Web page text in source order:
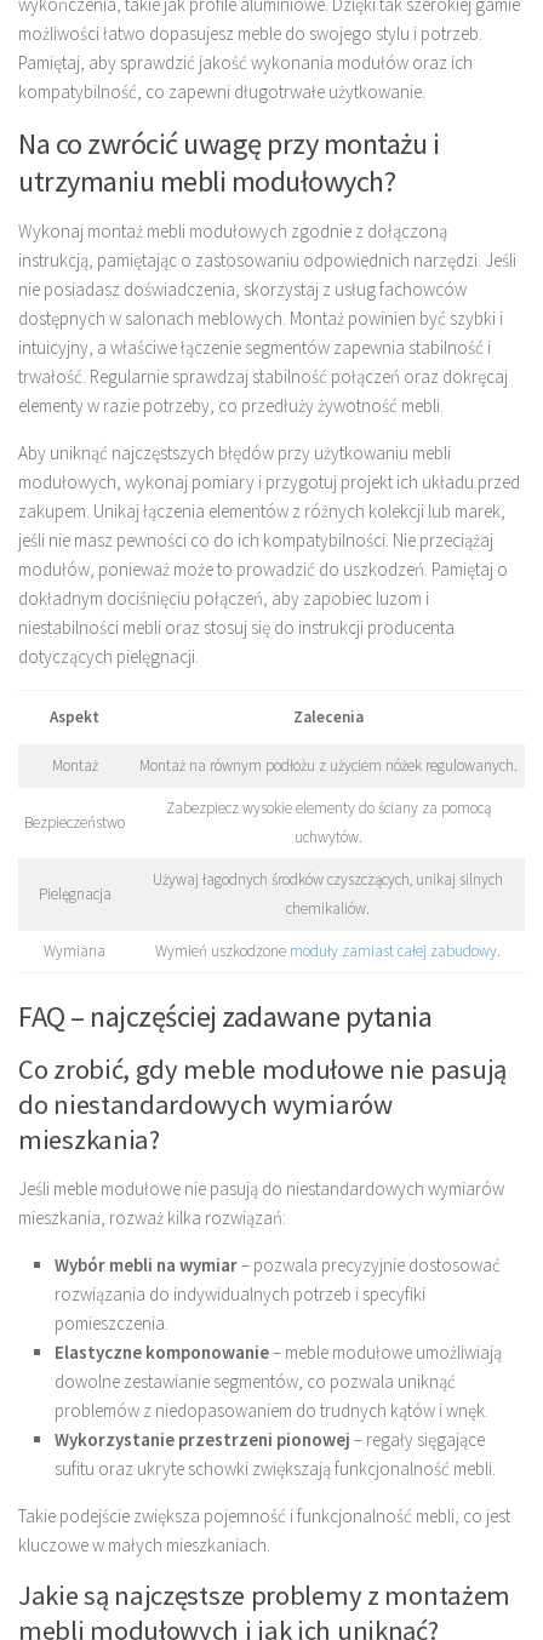
możliwości łatwo dopasujesz meble do swojego stylu i potrzeb.
Pamiętaj, aby sprawdzić jakość wykonania modułów oraz ich
kompatybilność, co zapewni długotrwałe użytkowanie.
Na co zwrócić uwagę przy montażu i
utrzymaniu mebli modułowych?
Wykonaj montaż mebli modułowych zgodnie z dołączoną
instrukcją, pamiętając o zastosowaniu odpowiednich narzędzi. Jeśli
nie posiadasz doświadczenia, skorzystaj z usług fachowców
dostępnych w salonach meblowych. Montaż powinien być szybki i
intuicyjny, a właściwe łączenie segmentów zapewnia stabilność i
trwałość. Regularnie sprawdzaj stabilność połączeń oraz dokręcaj
elementy w razie potrzeby, co przedłuży żywotność mebli.
Aby uniknąć najczęstszych błędów przy użytkowaniu mebli
modułowych, wykonaj pomiary i przygotuj projekt ich układu przed
zakupem. Unikaj łączenia elementów z różnych kolekcji lub marek,
jeśli nie masz pewności co do ich kompatybilności. Nie przeciążaj
modułów, ponieważ może to prowadzić do uszkodzeń. Pamiętaj o
dokładnym dociśnięciu połączeń, aby zapobiec luzom i
niestabilności mebli oraz stosuj się do instrukcji producenta
dotyczących pielęgnacji.
Aspekt Zalecenia
Montaż Montaż na równym podłożu z użyciem nóżek regulowanych.
Bezpieczeństwo
Zabezpiecz wysokie elementy do ściany za pomocą
uchwytów.
Pielęgnacja
Używaj łagodnych środków czyszczących, unikaj silnych
chemikaliów.
Wymiana Wymień uszkodzone moduły zamiast całej zabudowy.
FAQ – najczęściej zadawane pytania
Co zrobić, gdy meble modułowe nie pasują
do niestandardowych wymiarów
mieszkania?
Jeśli meble modułowe nie pasują do niestandardowych wymiarów
mieszkania, rozważ kilka rozwiązań:
Wybór mebli na wymiar– pozwala precyzyjnie dostosować
rozwiązania do indywidualnych potrzeb i specyfiki
pomieszczenia.
Elastyczne komponowanie– meble modułowe umożliwiają
dowolne zestawianie segmentów, co pozwala uniknąć
problemów z niedopasowaniem do trudnych kątów i wnęk.
Wykorzystanie przestrzeni pionowej – regały sięgające
sufitu oraz ukryte schowki zwiększają funkcjonalność mebli.
Takie podejście zwiększa pojemność i funkcjonalność mebli, co jest
kluczowe w małych mieszkaniach.
Jakie są najczęstsze problemy z montażem
mebli modułowych i jak ich uniknąć?